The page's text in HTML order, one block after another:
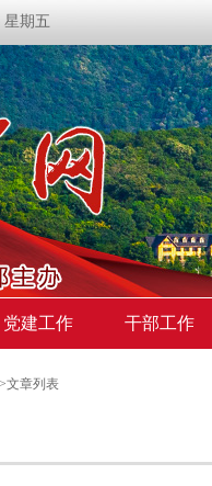
星期五
党建工作 干部工作
文章列表